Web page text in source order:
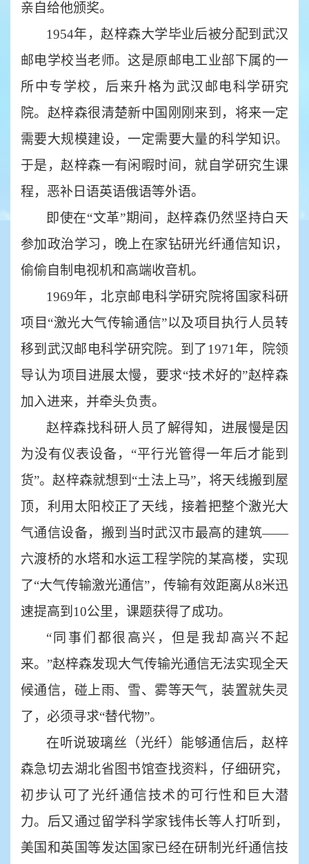
亲自给他颁奖。
1954年，赵梓森大学毕业后被分配到武汉
邮电学校当老师。这是原邮电工业部下属的一
所中专学校，后来升格为武汉邮电科学研究
院。赵梓森很清楚新中国刚刚来到，将来一定
需要大规模建设，一定需要大量的科学知识。
于是，赵梓森一有闲暇时间，就自学研究生课
程，恶补日语英语俄语等外语。
即使在“文革”期间，赵梓森仍然坚持白天
参加政治学习，晚上在家钻研光纤通信知识，
偷偷自制电视机和高端收音机。
1969年，北京邮电科学研究院将国家科研
项目“激光大气传输通信”以及项目执行人员转
移到武汉邮电科学研究院。到了1971年，院领
导认为项目进展太慢，要求“技术好的”赵梓森
加入进来，并牵头负责。
赵梓森找科研人员了解得知，进展慢是因
为没有仪表设备， “平行光管得一年后才能到
货”。赵梓森就想到“土法上马”，将天线搬到屋
顶，利用太阳校正了天线，接着把整个激光大
气通信设备，搬到当时武汉市最高的建筑——
六渡桥的水塔和水运工程学院的某高楼，实现
了“大气传输激光通信”，传输有效距离从8米迅
速提高到10公里，课题获得了成功。
“同事们都很高兴，但是我却高兴不起
来。”赵梓森发现大气传输光通信无法实现全天
候通信，碰上雨、雪、雾等天气，装置就失灵
了，必须寻求“替代物”。
在听说玻璃丝（光纤）能够通信后，赵梓
森急切去湖北省图书馆查找资料，仔细研究，
初步认可了光纤通信技术的可行性和巨大潜
力。后又通过留学科学家钱伟长等人打听到，
美国和英国等发达国家已经在研制光纤通信技